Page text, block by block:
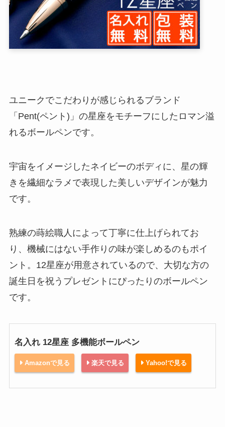
ユニークでこだわりが感じられるブランド
「Pent(ペント)」の星座をモチーフにしたロマン溢
れるボールペンです。
宇宙をイメージしたネイビーのボディに、星の輝
きを繊細なラメで表現した美しいデザインが魅力
です。
熟練の蒔絵職人によって丁寧に仕上げられてお
り、機械にはない手作りの味が楽しめるのもポイ
ント。12星座が用意されているので、大切な方の
誕生日を祝うプレゼントにぴったりのボールペン
です。
名入れ 12星座 多機能ボールペン
Amazonで見る 楽天で見る Yahoo!で見る